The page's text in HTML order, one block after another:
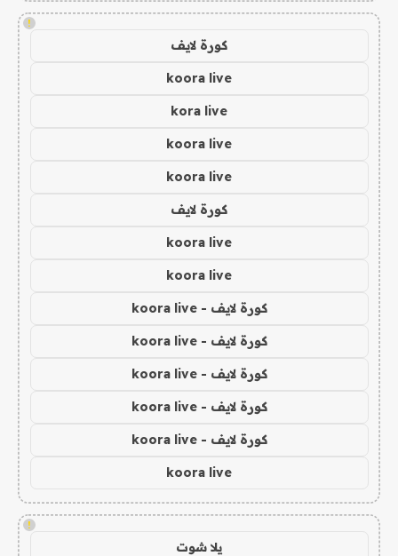
!
كورة لايف
koora live
kora live
koora live
koora live
كورة لايف
koora live
koora live
كورة لايف - koora live
كورة لايف - koora live
كورة لايف - koora live
كورة لايف - koora live
كورة لايف - koora live
koora live
!
يلا شوت